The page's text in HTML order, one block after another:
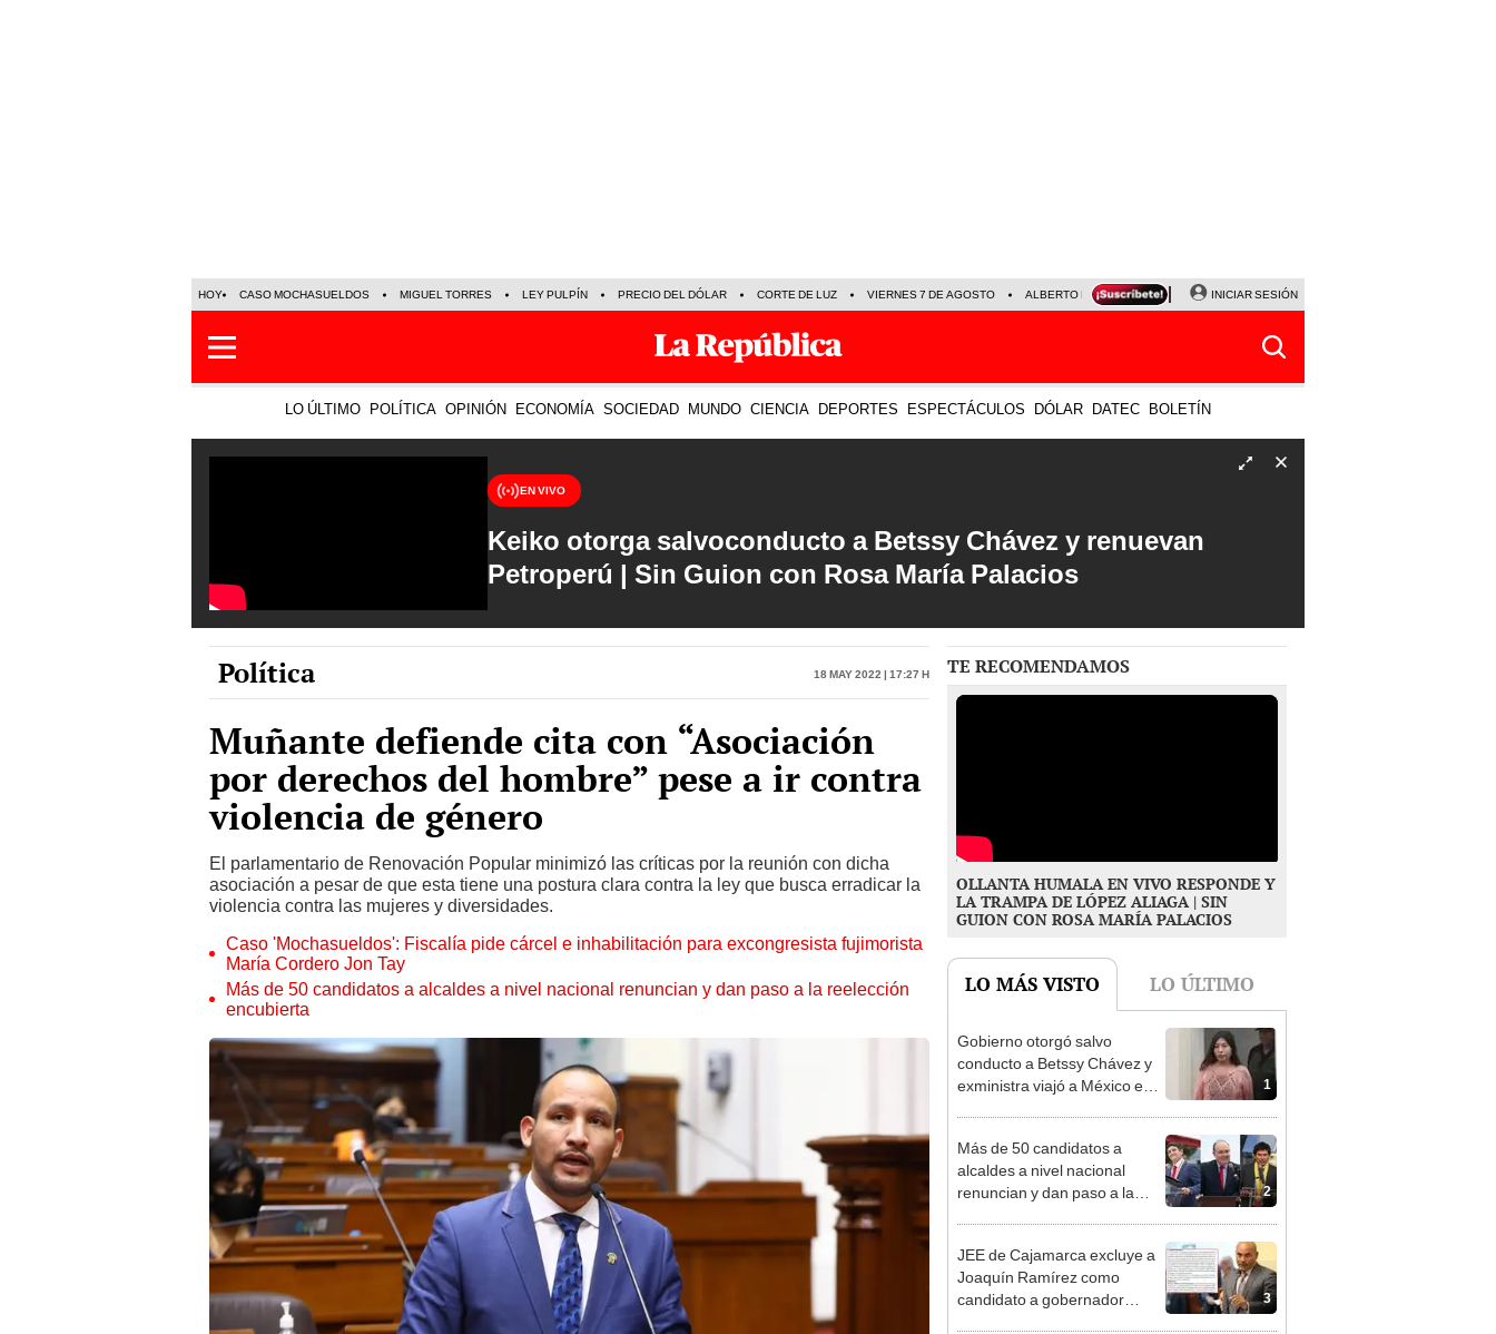
HOY CASO MOCHASUELDOS MIGUEL TORRES LEY PULPÍN PRECIO DEL DÓLAR CORTE DE LUZ VIERNES 7 DE AGOSTO ALBERTO BENAVIDES NALDY SALDAÑA
INICIAR SESIÓN
LO ÚLTIMO POLÍTICA OPINIÓN ECONOMÍA SOCIEDAD MUNDO CIENCIA DEPORTES ESPECTÁCULOS DÓLAR DATEC BOLETÍN
EN VIVO
Keiko otorga salvoconducto a Betssy Chávez y renuevan
Petroperú | Sin Guion con Rosa María Palacios
Política 18 May 2022 | 17:27 h
Muñante defiende cita con “Asociación
por derechos del hombre” pese a ir contra
violencia de género
El parlamentario de Renovación Popular minimizó las críticas por la reunión con dicha
asociación a pesar de que esta tiene una postura clara contra la ley que busca erradicar la
violencia contra las mujeres y diversidades.
Caso 'Mochasueldos': Fiscalía pide cárcel e inhabilitación para excongresista fujimorista
María Cordero Jon Tay
Más de 50 candidatos a alcaldes a nivel nacional renuncian y dan paso a la reelección
encubierta
TE RECOMENDAMOS
OLLANTA HUMALA EN VIVO RESPONDE Y
LA TRAMPA DE LÓPEZ ALIAGA | SIN
GUION CON ROSA MARÍA PALACIOS
LO MÁS VISTO LO ÚLTIMO
1
Gobierno otorgó salvo
conducto a Betssy Chávez y
exministra viajó a México en
2
Más de 50 candidatos a
alcaldes a nivel nacional
renuncian y dan paso a la
3
JEE de Cajamarca excluye a
Joaquín Ramírez como
candidato a gobernador